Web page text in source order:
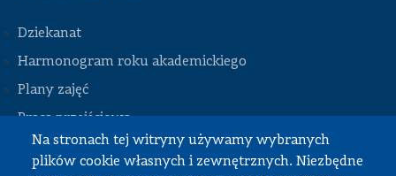
Na stronach tej witryny używamy wybranych
plików cookie własnych i zewnętrznych. Niezbędne
STOPKA
Dziekanat
Harmonogram roku akademickiego
Plany zajęć
Praca przejściowa
Praca dyplomowa